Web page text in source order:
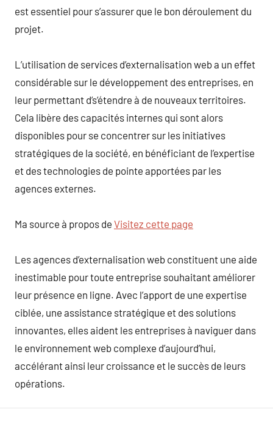
est essentiel pour s’assurer que le bon déroulement du
projet.
L’utilisation de services d’externalisation web a un effet
considérable sur le développement des entreprises, en
leur permettant d’s’étendre à de nouveaux territoires.
Cela libère des capacités internes qui sont alors
disponibles pour se concentrer sur les initiatives
stratégiques de la société, en bénéficiant de l’expertise
et des technologies de pointe apportées par les
agences externes.
Ma source à propos de Visitez cette page
Les agences d’externalisation web constituent une aide
inestimable pour toute entreprise souhaitant améliorer
leur présence en ligne. Avec l’apport de une expertise
ciblée, une assistance stratégique et des solutions
innovantes, elles aident les entreprises à naviguer dans
le environnement web complexe d’aujourd’hui,
accélérant ainsi leur croissance et le succès de leurs
opérations.